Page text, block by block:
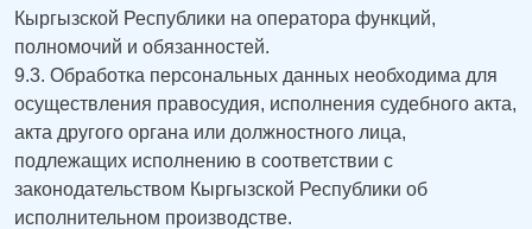
Кыргызской Республики на оператора функций,
полномочий и обязанностей.
9.3. Обработка персональных данных необходима для
осуществления правосудия, исполнения судебного акта,
акта другого органа или должностного лица,
подлежащих исполнению в соответствии с
законодательством Кыргызской Республики об
исполнительном производстве.